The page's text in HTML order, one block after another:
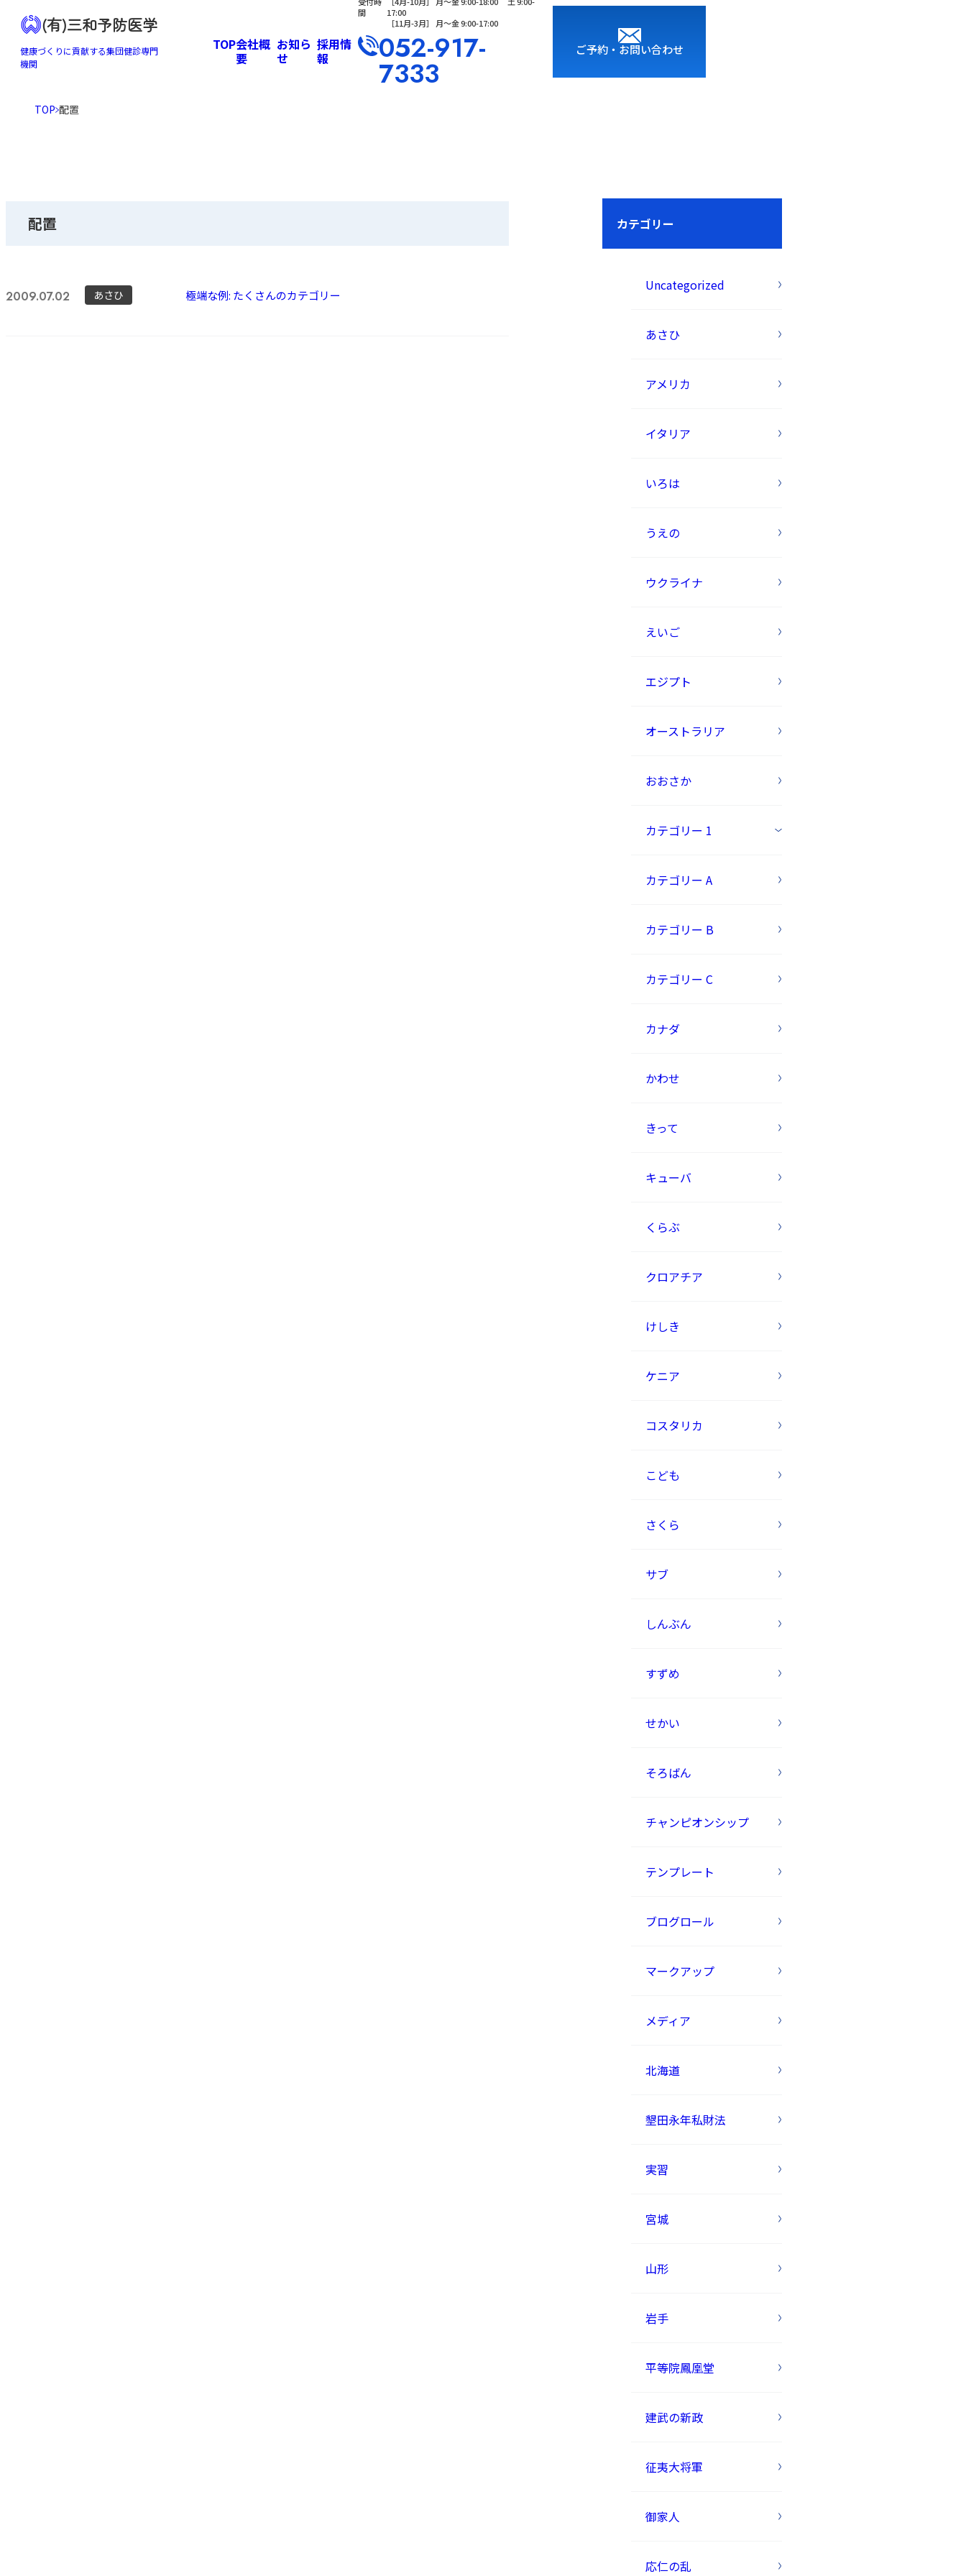
(有)三和予防医学
健康づくりに貢献する集団健診専門
機関
TOP会社概
要
お知ら
せ
採用情
報
間
17:00
［11⽉-3⽉］ ⽉〜⾦ 9:00-17:00
052-917-
7333
ご予約・お問い合わせ
TOP 配置
配置
2009.07.02 あさひ 極端な例: たくさんのカテゴリー
カテゴリー
Uncategorized
あさひ
アメリカ
イタリア
いろは
うえの
ウクライナ
えいご
エジプト
オーストラリア
おおさか
カテゴリー 1
カテゴリー A
カテゴリー B
カテゴリー C
カナダ
かわせ
きって
キューバ
くらぶ
クロアチア
けしき
ケニア
コスタリカ
こども
さくら
サブ
しんぶん
すずめ
せかい
そろばん
チャンピオンシップ
テンプレート
ブログロール
マークアップ
メディア
北海道
墾田永年私財法
実習
宮城
山形
岩手
平等院鳳凰堂
建武の新政
征夷大将軍
御家人
応仁の乱